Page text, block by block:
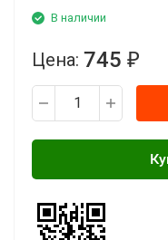
В наличии
Цена: 745 ₽